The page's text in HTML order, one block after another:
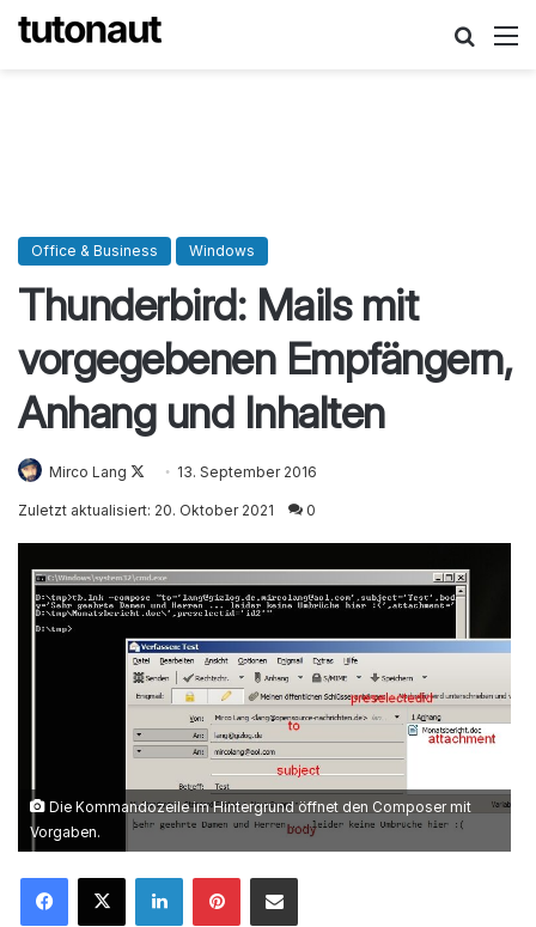
Office & Business Windows
Thunderbird: Mails mit
vorgegebenen Empfängern,
Anhang und Inhalten
Mirco Lang
Follow
on
13. September 2016
Zuletzt aktualisiert: 20. Oktober 2021 0
Die Kommandozeile im Hintergrund öffnet den Composer mit
Vorgaben.